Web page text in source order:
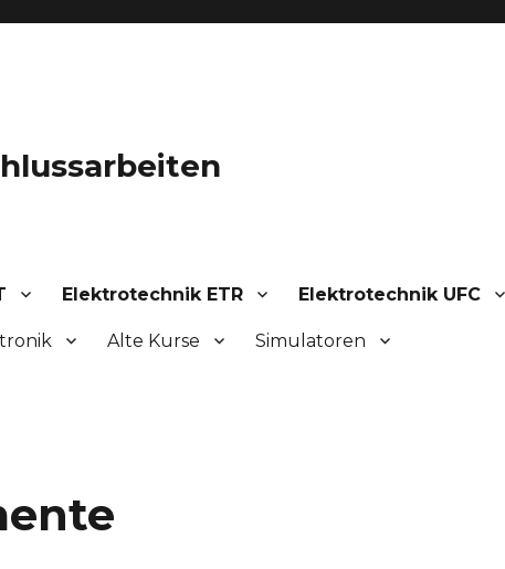
Elektrotechnik ETR Elektrotechnik UFC
Alte Kurse Simulatoren